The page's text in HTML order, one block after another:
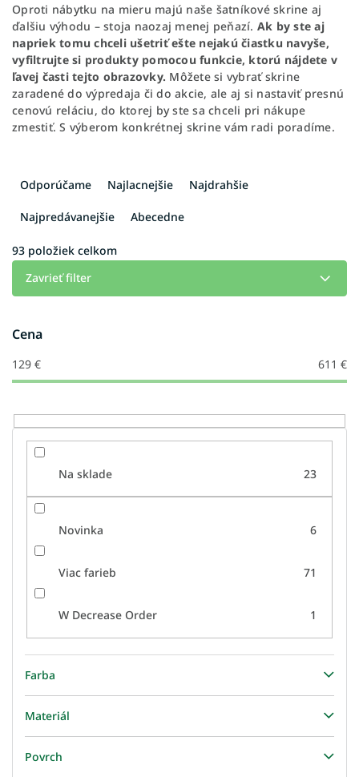
Oproti nábytku na mieru majú naše šatníkové skrine aj
ďalšiu výhodu – stoja naozaj menej peňazí. Ak by ste aj
napriek tomu chceli ušetriť ešte nejakú čiastku navyše,
vyfiltrujte si produkty pomocou funkcie, ktorú nájdete v
ľavej časti tejto obrazovky. Môžete si vybrať skrine
zaradené do výpredaja či do akcie, ale aj si nastaviť presnú
cenovú reláciu, do ktorej by ste sa chceli pri nákupe
zmestiť. S výberom konkrétnej skrine vám radi poradíme.
a
i
e
d
u
k
o
v
Odporúčame Najlacnejšie Najdrahšie
Najpredávanejšie Abecedne
93 položiek celkom
Zavrieť filter
Cena
129 € 611 €
Na sklade 23
Novinka 6
Viac farieb 71
W Decrease Order 1
Farba
Materiál
Povrch